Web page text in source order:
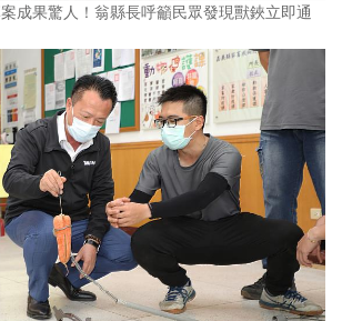
成果驚人！翁縣長呼籲民眾發現獸鋏立即通